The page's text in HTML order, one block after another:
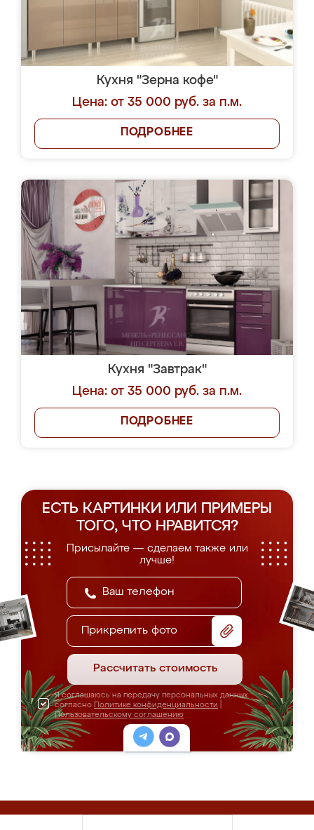
Кухня "Зерна кофе"
Цена: от 35 000 руб. за п.м.
ПОДРОБНЕЕ
Кухня "Завтрак"
Цена: от 35 000 руб. за п.м.
ПОДРОБНЕЕ
ЕСТЬ КАРТИНКИ ИЛИ ПРИМЕРЫ
ТОГО, ЧТО НРАВИТСЯ?
Присылайте — сделаем также или
лучше!
Прикрепить фото
Рассчитать стоимость
Я соглашаюсь на передачу персональных данных
согласно Политике конфиденциальности
Пользовательскому соглашению